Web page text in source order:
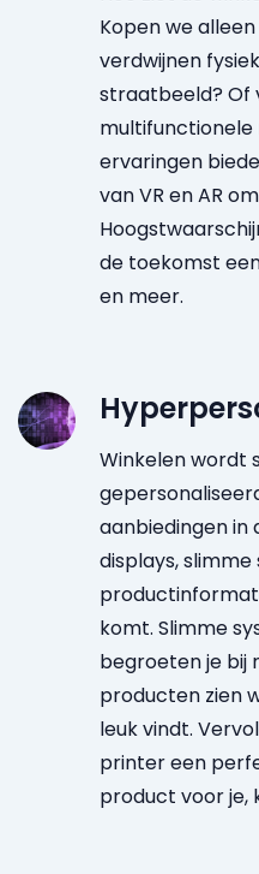
Kopen we
verdwijnen
straatbeeld? Of
multifunctionele
ervaringen
van VR en AR
de toekomst
en meer.
Winkelen wordt
aanbiedingen in
displays,
komt. Slimme
begroeten je bij
producten zien
leuk vindt.
printer een
product voor je,